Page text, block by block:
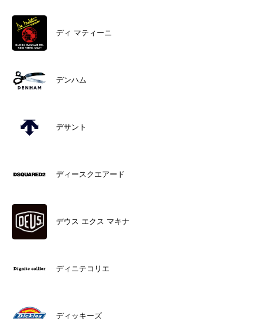
ディ マティーニ
デンハム
デサント
ディースクエアード
デウス エクス マキナ
ディニテコリエ
ディッキーズ